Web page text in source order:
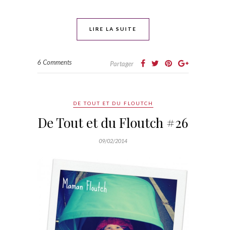
LIRE LA SUITE
6 Comments Partager
DE TOUT ET DU FLOUTCH
De Tout et du Floutch #26
09/02/2014